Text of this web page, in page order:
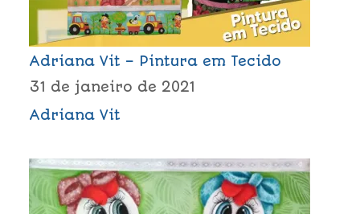
Adriana Vit – Pintura em Tecido
31 de janeiro de 2021
Adriana Vit